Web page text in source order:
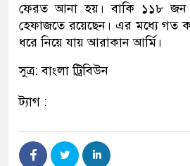
ফেরত আনা হয়। বাকি ১১৮ জন
হেফাজতে রয়েছেন। এর মধ্যে গত
ধরে নিয়ে যায় আরাকান আর্মি।
সুত্র: বাংলা ট্রিবিউন
ট্যাগ :